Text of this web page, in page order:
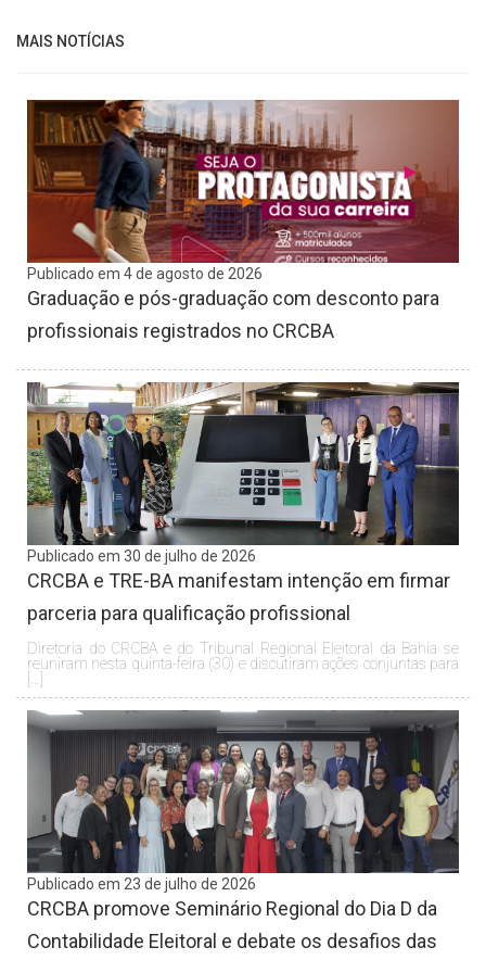
MAIS NOTÍCIAS
Publicado em 4 de agosto de 2026
Graduação e pós-graduação com desconto para
profissionais registrados no CRCBA
Publicado em 30 de julho de 2026
CRCBA e TRE-BA manifestam intenção em firmar
parceria para qualificação profissional
Diretoria do CRCBA e do Tribunal Regional Eleitoral da Bahia se
reuniram nesta quinta-feira (30) e discutiram ações conjuntas para
Publicado em 23 de julho de 2026
CRCBA promove Seminário Regional do Dia D da
Contabilidade Eleitoral e debate os desafios das